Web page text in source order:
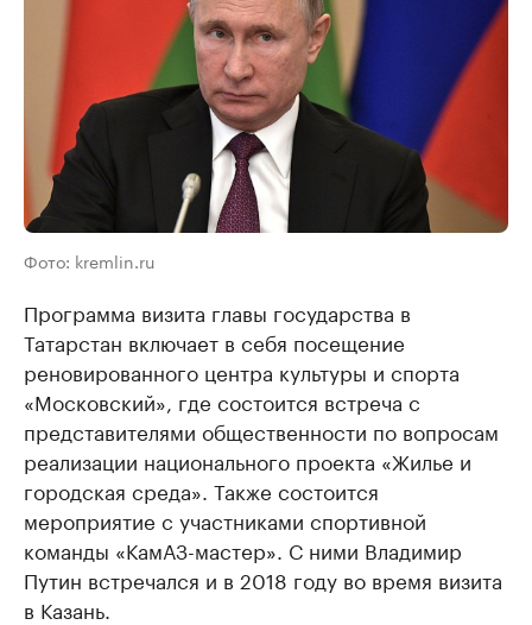
Фото: kremlin.ru
Программа визита главы государства в
Татарстан включает в себя посещение
реновированного центра культуры и спорта
«Московский», где состоится встреча с
представителями общественности по вопросам
реализации национального проекта «Жилье и
городская среда». Также состоится
мероприятие с участниками спортивной
команды «КамАЗ-мастер». С ними Владимир
Путин встречался и в 2018 году во время визита
в Казань.